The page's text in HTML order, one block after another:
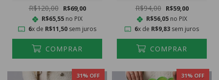
R$120,00 R$69,00
R$65,55no PIX
6x de R$11,50sem juros
COMPRAR
R$94,00 R$59,00
R$56,05no PIX
6x de R$9,83 sem juros
COMPRAR
31% OFF 31% OFF